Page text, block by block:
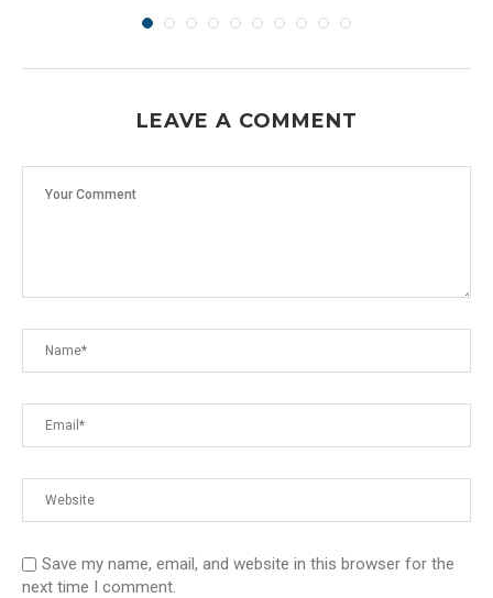
LEAVE A COMMENT
Save my name, email, and website in this browser for the
next time I comment.